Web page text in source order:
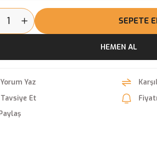
SEPETE
HEMEN AL
Yorum Yaz
Tavsiye Et